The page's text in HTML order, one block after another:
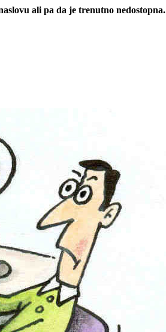
ali pa da je trenutno nedostopna.